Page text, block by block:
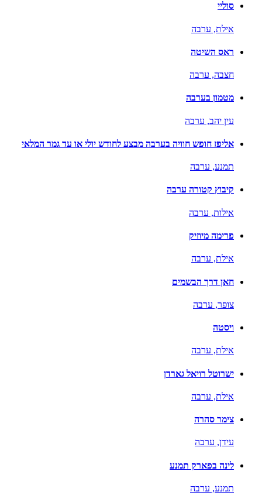
סוליי
אילת, ערבה
ראס השיטה
חצבה, ערבה
מטמון בערבה
עין יהב, ערבה
אליפז חופש חוויה בערבה מבצע לחודש יולי או עד גמר המלאי
תמנע, ערבה
קיבוץ קטורה ערבה
אילות, ערבה
פרימה מיוזיק
אילת, ערבה
חאן דרך הבשמים
צופר, ערבה
ויסטה
אילת, ערבה
ישרוטל רויאל גארדן
אילת, ערבה
צימר סהרה
עידן, ערבה
לינה בפארק תמנע
תמנע, ערבה